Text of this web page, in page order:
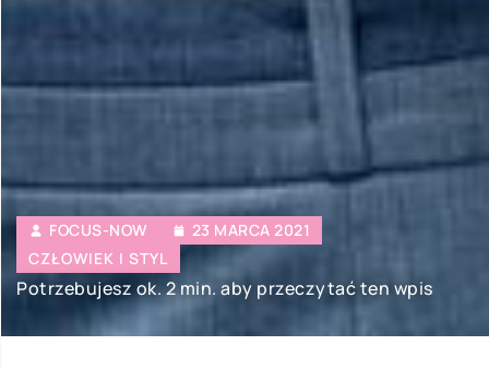
FOCUS-NOW
23 MARCA 2021
CZŁOWIEK I STYL
Potrzebujesz ok. 2 min. aby przeczytać ten wpis